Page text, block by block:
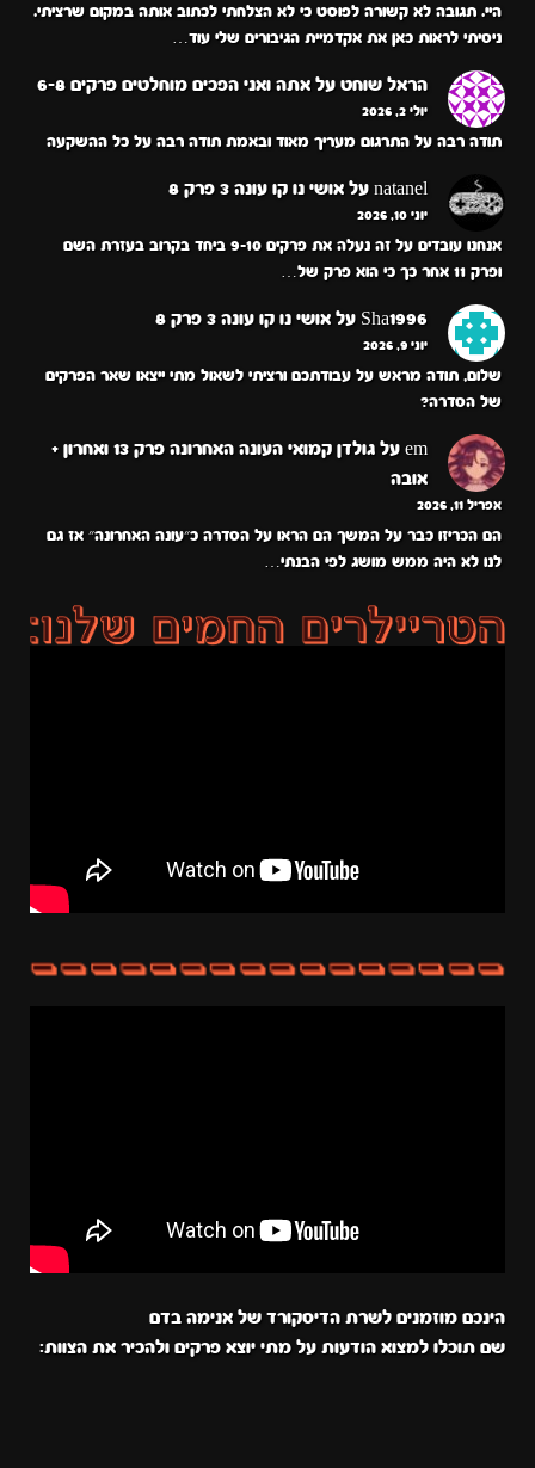
היי. תגובה לא קשורה לפוסט כי לא הצלחתי לכתוב אותה במקום שרציתי.
ניסיתי לראות כאן את אקדמיית הגיבורים שלי עוד…
הראל שוחט על אתה ואני הפכים מוחלטים פרקים 6-8
יולי 2, 2026
תודה רבה על התרגום מעריך מאוד ובאמת תודה רבה על כל ההשקעה
natanel על אושי נו קו עונה 3 פרק 8
יוני 10, 2026
אנחנו עובדים על זה נעלה את פרקים 9-10 ביחד בקרוב בעזרת השם
ופרק 11 אחר כך כי הוא פרק של…
Sha1996 על אושי נו קו עונה 3 פרק 8
יוני 9, 2026
שלום, תודה מראש על עבודתכם ורציתי לשאול מתי ייצאו שאר הפרקים
של הסדרה?
em על
גולדן קמואי העונה האחרונה פרק 13 ואחרון +
אובה
אפריל 11, 2026
הם הכריזו כבר על המשך הם הראו על הסדרה כ״עונה האחרונה״ אז גם
לנו לא היה ממש מושג לפי הבנתי…
הינכם מוזמנים לשרת הדיסקורד של אנימה בדם
שם תוכלו למצוא הודעות על מתי יוצא פרקים ולהכיר את הצוות: